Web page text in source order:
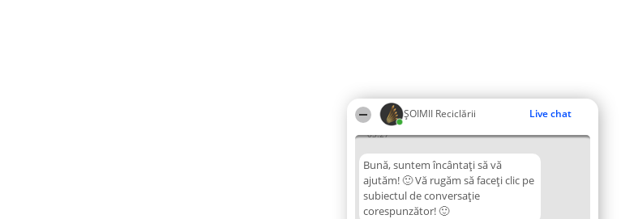
ȘOIMII Reciclării Live chat
03:27
Bună, suntem încântați să vă
ajutăm! 🙂 Vă rugăm să faceți clic pe
subiectul de conversație
corespunzător! 🙂